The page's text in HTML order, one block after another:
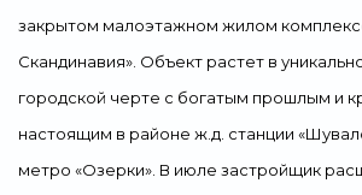
Карта сайта
закрытом малоэтажном жилом
Скандинавия». Объект растет в
городской черте с богатым прошлым и
настоящим в районе ж.д. станции
метро «Озерки». В июле застройщик